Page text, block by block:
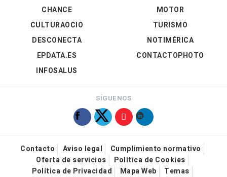
CHANCE
CULTURAOCIO
DESCONECTA
EPDATA.ES
INFOSALUS
MOTOR
TURISMO
NOTIMÉRICA
CONTACTOPHOTO
SÍGUENOS
Contacto Aviso legal
Cumplimiento normativo
Oferta de servicios
Política de Cookies
Política de Privacidad
Mapa Web
Temas